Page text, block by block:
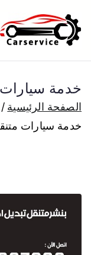
إلى
المحتوى
خدمة سيارات
الصفحة الرئيسية
خدمة سيارات